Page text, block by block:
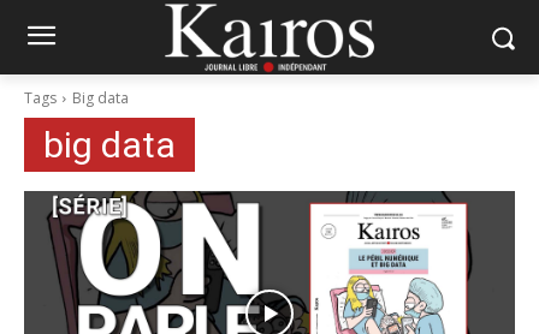
Tags Big data
big data